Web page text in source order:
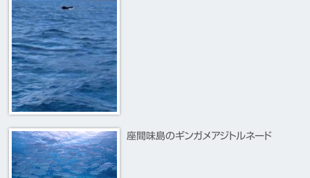
座間味島のギンガメアジトルネード